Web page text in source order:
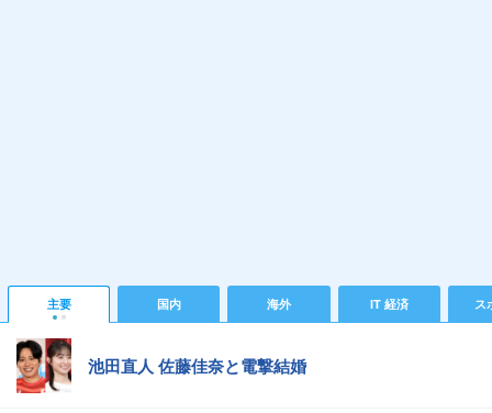
主要 国内 海外 IT 経済 ス
池田直人 佐藤佳奈と電撃結婚